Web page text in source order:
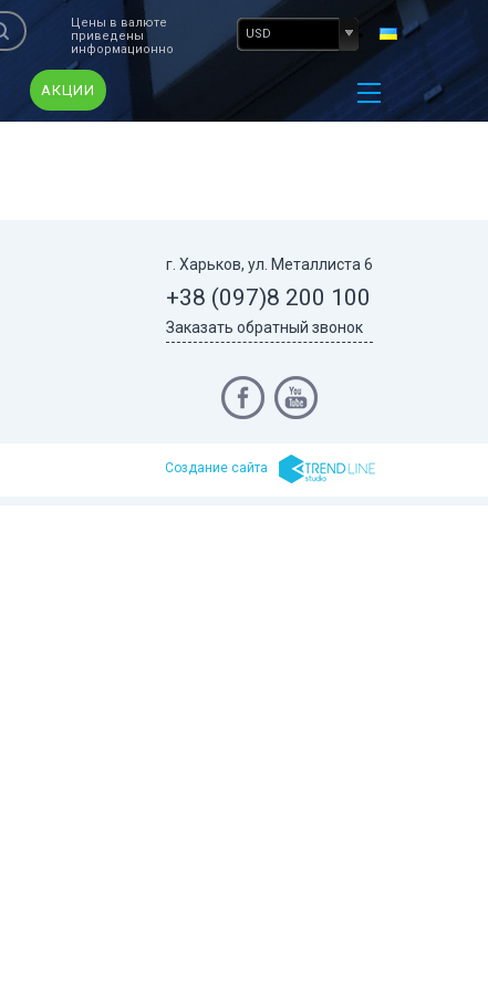
Цены в валюте
приведены
информационно
USD
АКЦИИ
г. Харьков, ул. Металлиста 6
+38 (097)8 200 100
Заказать обратный звонок
Cоздание сайта